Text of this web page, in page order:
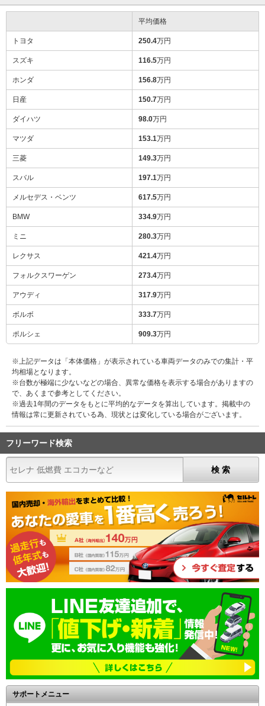
平均価格
トヨタ 250.4万円
スズキ 116.5万円
ホンダ 156.8万円
日産 150.7万円
ダイハツ 98.0万円
マツダ 153.1万円
三菱 149.3万円
スバル 197.1万円
メルセデス・ベンツ 617.5万円
BMW 334.9万円
ミニ 280.3万円
レクサス 421.4万円
フォルクスワーゲン 273.4万円
アウディ 317.9万円
ボルボ 333.7万円
ポルシェ 909.3万円
※上記データは「本体価格」が表示されている車両データのみでの集計・平
均相場となります。
※台数が極端に少ないなどの場合、異常な価格を表示する場合がありますの
で、あくまで参考としてください。
※過去1年間のデータをもとに平均的なデータを算出しています。掲載中の
情報は常に更新されている為、現状とは変化している場合がございます。
フリーワード検索
サポートメニュー